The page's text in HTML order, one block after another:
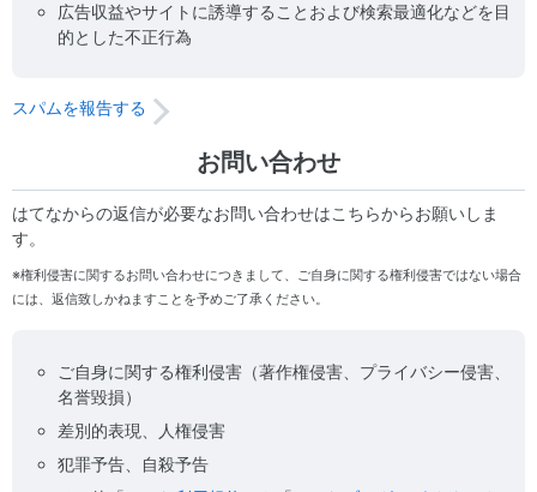
広告収益やサイトに誘導することおよび検索最適化などを目
的とした不正行為
スパムを報告する
お問い合わせ
はてなからの返信が必要なお問い合わせはこちらからお願いしま
す。
※権利侵害に関するお問い合わせにつきまして、ご自身に関する権利侵害ではない場合
には、返信致しかねますことを予めご了承ください。
ご自身に関する権利侵害（著作権侵害、プライバシー侵害、
名誉毀損）
差別的表現、人権侵害
犯罪予告、自殺予告